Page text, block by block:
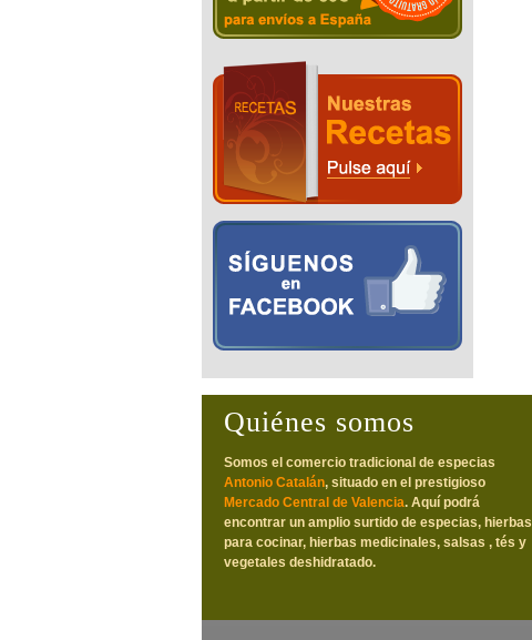
Quiénes somos
Somos el comercio tradicional de especias
Antonio Catalán, situado en el prestigioso
Mercado Central de Valencia. Aquí podrá
encontrar un amplio surtido de especias, hierbas
para cocinar, hierbas medicinales, salsas , tés y
vegetales deshidratado.